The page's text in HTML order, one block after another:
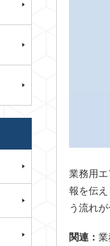
業務用
報を伝
う流れ
関連： 業